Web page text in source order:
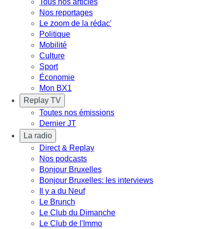
Nos reportages
Le zoom de la rédac'
Politique
Mobilité
Culture
Sport
Économie
Mon BX1
Replay TV
Toutes nos émissions
Dernier JT
La radio
Direct & Replay
Nos podcasts
Bonjour Bruxelles
Bonjour Bruxelles: les interviews
Il y a du Neuf
Le Brunch
Le Club du Dimanche
Le Club de l'Immo